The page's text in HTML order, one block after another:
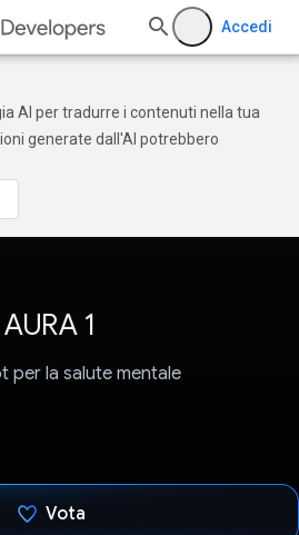
Accedi
AI per tradurre i contenuti nella tua
generate dall'AI potrebbero
AURA 1
per la salute mentale
Vota